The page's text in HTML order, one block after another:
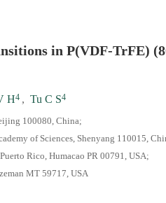
启事
in P(VDF-TrFE)
H4 , Tu C S4
100080, China;
of Sciences, Shenyang 110015,
Rico, Humacao PR 00791, USA;
MT 59717, USA